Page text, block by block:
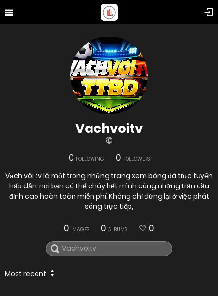
Vachvoitv
0 FOLLOWING 0 FOLLOWERS
Vạch vôi tv là một trong những trang xem bóng đá trực tuyến
hấp dẫn, nơi bạn có thể cháy hết mình cùng những trận cầu
đỉnh cao hoàn toàn miễn phí. Không chỉ dừng lại ở việc phát
sóng trực tiếp,
0 IMAGES 0 ALBUMS 0
Most recent